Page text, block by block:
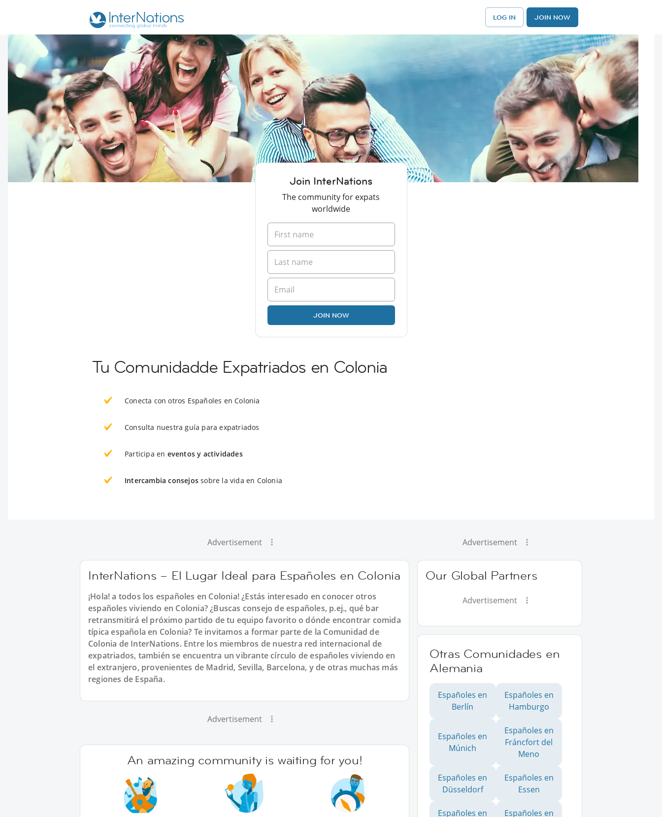
LOG IN JOIN NOW
Join InterNations
The community for expats
worldwide
JOIN NOW
Tu Comunidadde Expatriados en Colonia
Conecta con otros Españoles en Colonia
Consulta nuestra guía para expatriados
Participa en eventos y actividades
Intercambia consejos sobre la vida en Colonia
Advertisement
InterNations – El Lugar Ideal para Españoles en Colonia
¡Hola! a todos los españoles en Colonia! ¿Estás interesado en conocer otros
españoles viviendo en Colonia? ¿Buscas consejo de españoles, p.ej., qué bar
retransmitirá el próximo partido de tu equipo favorito o dónde encontrar comida
típica española en Colonia? Te invitamos a formar parte de la Comunidad de
Colonia de InterNations. Entre los miembros de nuestra red internacional de
expatriados, también se encuentra un vibrante círculo de españoles viviendo en
el extranjero, provenientes de Madrid, Sevilla, Barcelona, y de otras muchas más
regiones de España.
Advertisement
An amazing community is waiting for you!
Advertisement
Our Global Partners
Advertisement
Otras Comunidades en
Alemania
Españoles en
Berlín
Españoles en
Hamburgo
Españoles en
Múnich
Españoles en
Fráncfort del
Meno
Españoles en
Düsseldorf
Españoles en
Essen
Españoles en
Españoles en